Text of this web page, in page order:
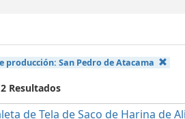
producción: San Pedro de Atacama
Resultados
de Tela de Saco de Harina de